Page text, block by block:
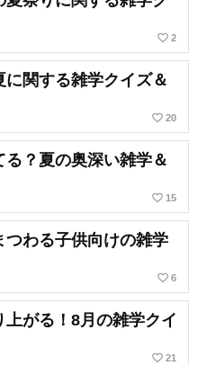
favorite_border 2
関する雑学クイズ＆
favorite_border 20
る？夏の奥深い雑学＆
favorite_border 15
わる子供向けの雑学
favorite_border 6
上がる！8月の雑学クイ
favorite_border 21